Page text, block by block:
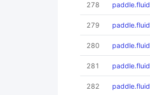
278
279
280
281
282